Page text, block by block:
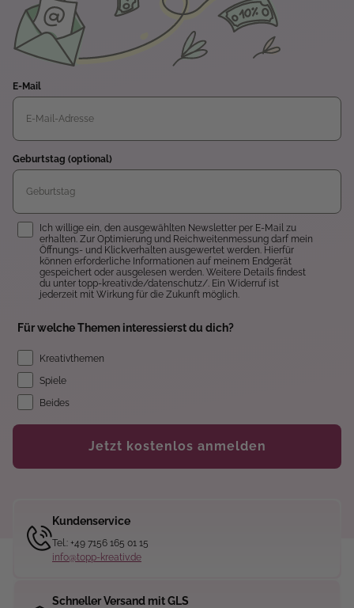
E-Mail
Geburtstag (optional)
Einwilligung
Ich willige ein, den ausgewählten Newsletter per E-Mail zu
erhalten. Zur Optimierung und Reichweitenmessung darf mein
Öffnungs- und Klickverhalten ausgewertet werden. Hierfür
können erforderliche Informationen auf meinem Endgerät
gespeichert oder ausgelesen werden. Weitere Details findest
du unter topp-kreativ.de/datenschutz/. Ein Widerruf ist
jederzeit mit Wirkung für die Zukunft möglich.
Für welche Themen interessierst du dich?
Kreativthemen
Spiele
Beides
Jetzt kostenlos anmelden
Kundenservice
Tel.: +49 7156 165 01 15
info@topp-kreativ.de
Schneller Versand mit GLS